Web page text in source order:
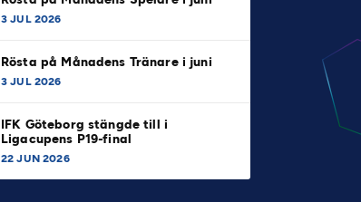
3 JUL 2026
Rösta på Månadens Tränare i juni
3 JUL 2026
IFK Göteborg stängde till i
Ligacupens P19-final
22 JUN 2026